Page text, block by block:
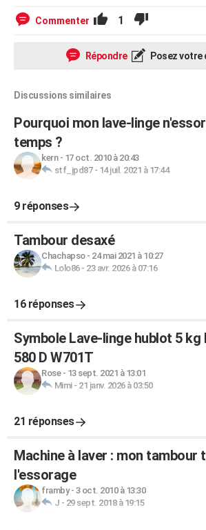
Commenter 1
Répondre Posez votre
Discussions similaires
Pourquoi mon lave-linge
temps ?
kern- 17 oct. 2010 à 20:43
stf_jpd87- 14 juil. 2021 à 17:44
9 réponses
Tambour desaxé
Chachapso- 24 mai 2021 à 10:27
Lolo86- 23 avr. 2026 à 07:16
16 réponses
Symbole Lave-linge hublot 5 kg
580 D W701T
Rose- 13 sept. 2021 à 13:01
Mimi- 21 janv. 2026 à 03:50
21 réponses
Machine à laver : mon tambour
l'essorage
framby- 3 oct. 2010 à 13:30
J - 29 sept. 2018 à 19:15